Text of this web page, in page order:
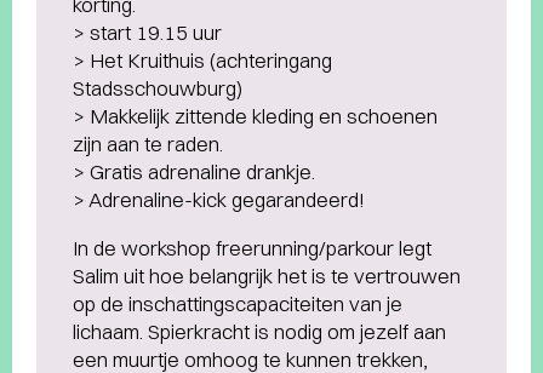
> start 19.15 uur
> Het Kruithuis (achteringang
Stadsschouwburg)
> Makkelijk zittende kleding en schoenen
zijn aan te raden.
> Gratis adrenaline drankje.
> Adrenaline-kick gegarandeerd!
In de workshop freerunning/parkour legt
Salim uit hoe belangrijk het is te vertrouwen
op de inschattingscapaciteiten van je
lichaam. Spierkracht is nodig om jezelf aan
een muurtje omhoog te kunnen trekken,